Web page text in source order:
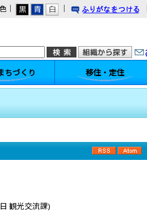
｜
ちづくり 移住・定住
RSS
観光交流課)